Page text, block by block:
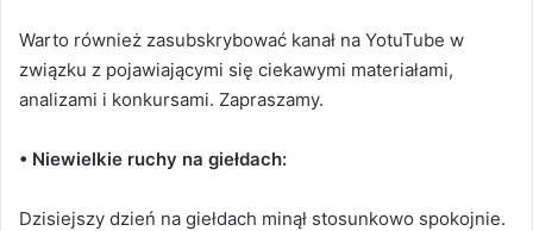
Warto również zasubskrybować kanał na YotuTube w
związku z pojawiającymi się ciekawymi materiałami,
analizami i konkursami. Zapraszamy.
• Niewielkie ruchy na giełdach:
Dzisiejszy dzień na giełdach minął stosunkowo spokojnie.